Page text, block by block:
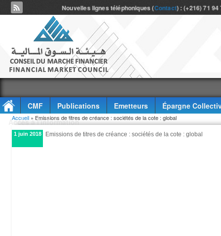
Nouvelles lignes téléphoniques (Contact) : (+216) 71
CMF Publications Emetteurs
Épargne
Accès à l'information
Vous êtes ici
Accueil » Emissions de titres de créance : sociétés de la cote : global
1 juin 2018 Emissions de titres de créance : sociétés de la cote : global